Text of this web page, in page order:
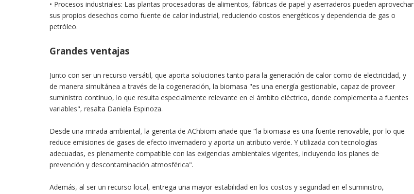
• Procesos industriales: Las plantas procesadoras de alimentos, fábricas de papel y aserraderos pueden aprovechar
sus propios desechos como fuente de calor industrial, reduciendo costos energéticos y dependencia de gas o
petróleo.
Grandes ventajas
Junto con ser un recurso versátil, que aporta soluciones tanto para la generación de calor como de electricidad, y
de manera simultánea a través de la cogeneración, la biomasa "es una energía gestionable, capaz de proveer
suministro continuo, lo que resulta especialmente relevante en el ámbito eléctrico, donde complementa a fuentes
variables", resalta Daniela Espinoza.
Desde una mirada ambiental, la gerenta de AChbiom añade que "la biomasa es una fuente renovable, por lo que
reduce emisiones de gases de efecto invernadero y aporta un atributo verde. Y utilizada con tecnologías
adecuadas, es plenamente compatible con las exigencias ambientales vigentes, incluyendo los planes de
prevención y descontaminación atmosférica".
Además, al ser un recurso local, entrega una mayor estabilidad en los costos y seguridad en el suministro,